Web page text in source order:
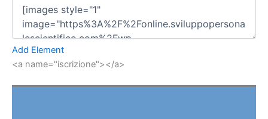
Add Element
<a name="iscrizione"></a>